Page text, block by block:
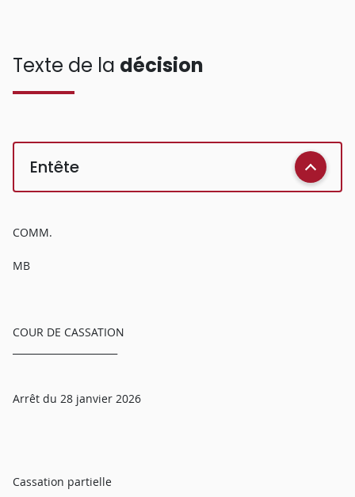
Texte de la décision
Entête
COMM.
MB
COUR DE CASSATION
Arrêt du 28 janvier 2026
Cassation partielle